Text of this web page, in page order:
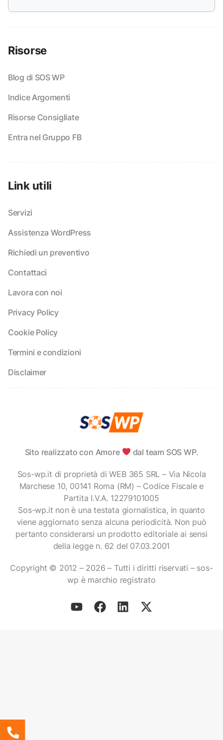
Risorse
Blog di SOS WP
Indice Argomenti
Risorse Consigliate
Entra nel Gruppo FB
Link utili
Servizi
Assistenza WordPress
Richiedi un preventivo
Contattaci
Lavora con noi
Privacy Policy
Cookie Policy
Termini e condizioni
Disclaimer
Sito realizzato con Amore dal team SOS WP.
Sos-wp.it di proprietà di WEB 365 SRL – Via Nicola
Marchese 10, 00141 Roma (RM) – Codice Fiscale e
Partita I.V.A. 12279101005
Sos-wp.it non è una testata giornalistica, in quanto
viene aggiornato senza alcuna periodicità. Non può
pertanto considerarsi un prodotto editoriale ai sensi
della legge n. 62 del 07.03.2001
Copyright © 2012 – 2026 – Tutti i diritti riservati – sos-
wp è marchio registrato